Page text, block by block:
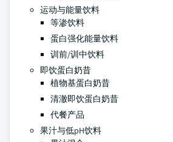
运动与能量饮料
等渗饮料
蛋白强化能量饮料
训前/训中饮料
即饮蛋白奶昔
植物基蛋白奶昔
清澈即饮蛋白奶昔
代餐产品
果汁与低pH饮料